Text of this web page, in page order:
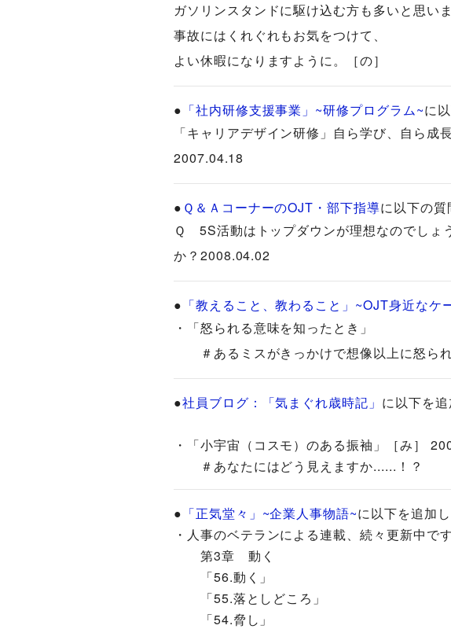
ガソリンスタンドに駆け込む方も多いと思いま
事故にはくれぐれもお気をつけて、
よい休暇になりますように。［の］
● 「社内研修支援事業」~研修プログラム~に
「キャリアデザイン研修」自ら学び、自ら成
2007.04.18
● Ｑ＆ＡコーナーのOJT・部下指導に以下の
Ｑ 5S活動はトップダウンが理想なのでしょ
か？2008.04.02
● 「教えること、教わること」~OJT身近なケ
・「怒られる意味を知ったとき」
＃あるミスがきっかけで想像以上に怒ら
●社員ブログ：「気まぐれ歳時記」 に以下を追
・「小宇宙（コスモ）のある振袖」［み］
＃あなたにはどう見えますか......！？
● 「正気堂々」~企業人事物語~に以下を追加し
・人事のベテランによる連載、続々更新
第3章 動く
「56.動く」
「55.落としどころ」
「54.脅し」